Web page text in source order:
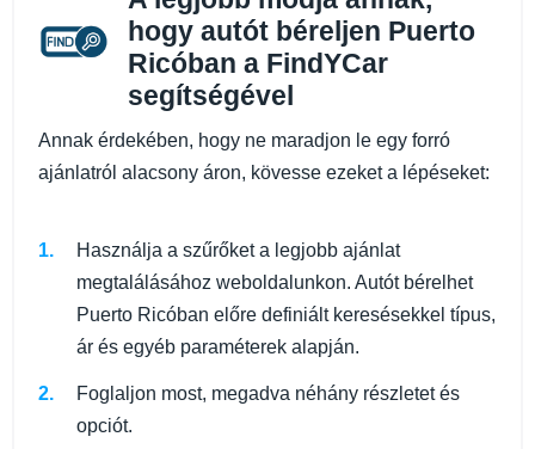
hogy autót béreljen Puerto
Ricóban a FindYCar
segítségével
Annak érdekében, hogy ne maradjon le egy forró
ajánlatról alacsony áron, kövesse ezeket a lépéseket:
Használja a szűrőket a legjobb ajánlat
megtalálásához weboldalunkon. Autót bérelhet
Puerto Ricóban előre definiált keresésekkel típus,
ár és egyéb paraméterek alapján.
Foglaljon most, megadva néhány részletet és
opciót.